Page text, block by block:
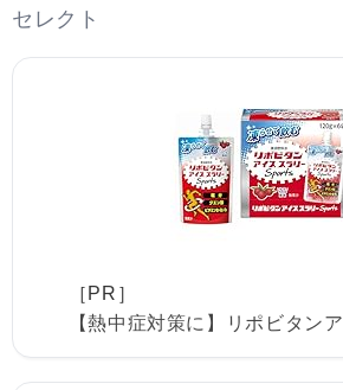
セレクト
［PR］
【熱中症対策に】リポビタン